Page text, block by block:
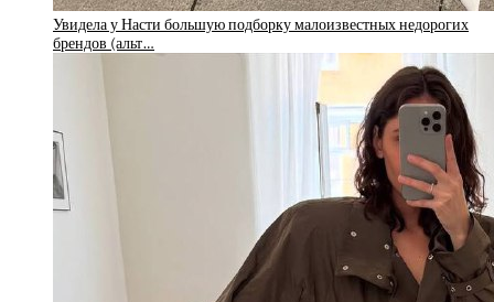
Увидела у Насти большую подборку малоизвестных недорогих
брендов (альт…